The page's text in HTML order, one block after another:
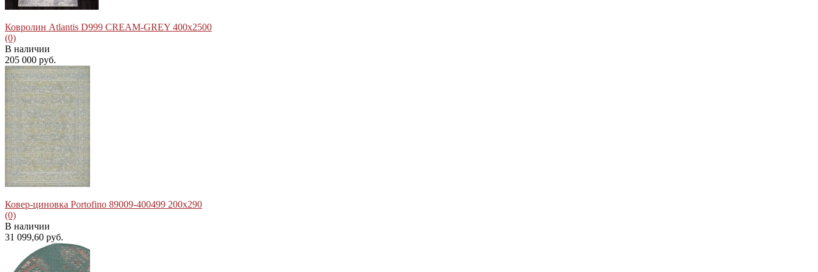
избранное сравнить
Ковролин Atlantis D999 CREAM-GREY 400x2500
(0)
В наличии
205 000 руб.
Ковер-циновка Portofino 89009-400499 200x290
(0)
В наличии
31 099,60 руб.